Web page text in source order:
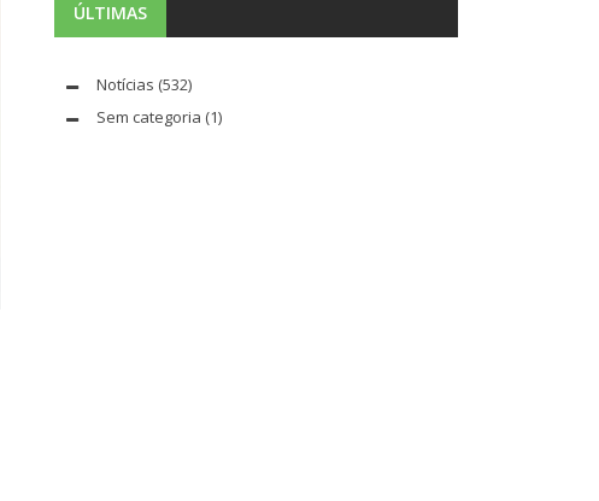
ÚLTIMAS
Notícias (532)
Sem categoria (1)